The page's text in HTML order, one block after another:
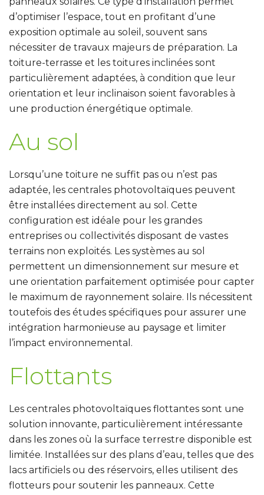
d’optimiser l’espace, tout en profitant d’une
exposition optimale au soleil, souvent sans
nécessiter de travaux majeurs de préparation. La
toiture-terrasse et les toitures inclinées sont
particulièrement adaptées, à condition que leur
orientation et leur inclinaison soient favorables à
une production énergétique optimale.
Au sol
Lorsqu’une toiture ne suffit pas ou n’est pas
adaptée, les centrales photovoltaïques peuvent
être installées directement au sol. Cette
configuration est idéale pour les grandes
entreprises ou collectivités disposant de vastes
terrains non exploités. Les systèmes au sol
permettent un dimensionnement sur mesure et
une orientation parfaitement optimisée pour capter
le maximum de rayonnement solaire. Ils nécessitent
toutefois des études spécifiques pour assurer une
intégration harmonieuse au paysage et limiter
l’impact environnemental.
Flottants
Les centrales photovoltaïques flottantes sont une
solution innovante, particulièrement intéressante
dans les zones où la surface terrestre disponible est
limitée. Installées sur des plans d’eau, telles que des
lacs artificiels ou des réservoirs, elles utilisent des
flotteurs pour soutenir les panneaux. Cette